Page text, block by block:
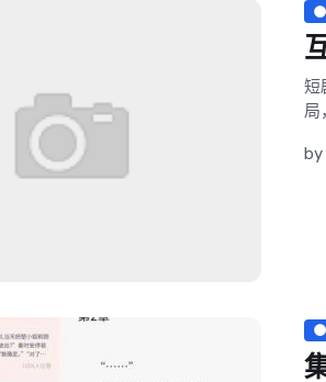
短
局
by